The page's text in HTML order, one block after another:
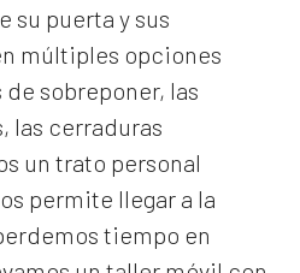
su puerta y sus
múltiples opciones
sobreponer, las
las cerraduras
un trato personal
permite llegar a la
tiempo en